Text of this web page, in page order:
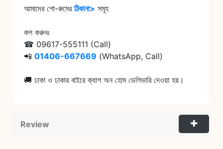
আমাদের শো-রুমের ঠিকানা> সমূহ
কল করুনঃ
☎ 09617-555111 (Call)
📲 01406-667669 (WhatsApp, Call)
🚚 ঢাকা ও ঢাকার বাইরে ক্যাশ অন হোম ডেলিভারি দেওয়া হয়।
Review